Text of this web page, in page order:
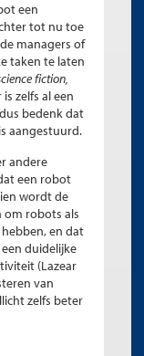
een
tot nu toe
managers of
taken te laten
fiction,
zelfs al een
bedenk dat
aangestuurd.
andere
een robot
wordt de
om robots als
en dat
duidelijke
(Lazear
van
zelfs beter